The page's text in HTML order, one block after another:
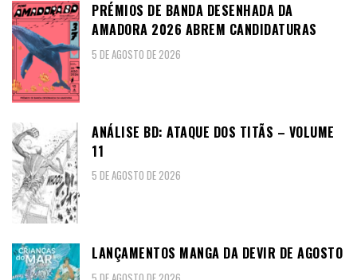
PRÉMIOS DE BANDA DESENHADA DA
AMADORA 2026 ABREM CANDIDATURAS
5 DE AGOSTO DE 2026
ANÁLISE BD: ATAQUE DOS TITÃS – VOLUME
11
5 DE AGOSTO DE 2026
LANÇAMENTOS MANGA DA DEVIR DE AGOSTO